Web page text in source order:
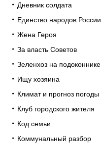
Дневник солдата
Единство народов России
Жена Героя
За власть Советов
Зеленхоз на подоконнике
Ищу хозяина
Климат и прогноз погоды
Клуб городского жителя
Код семьи
Коммунальный разбор